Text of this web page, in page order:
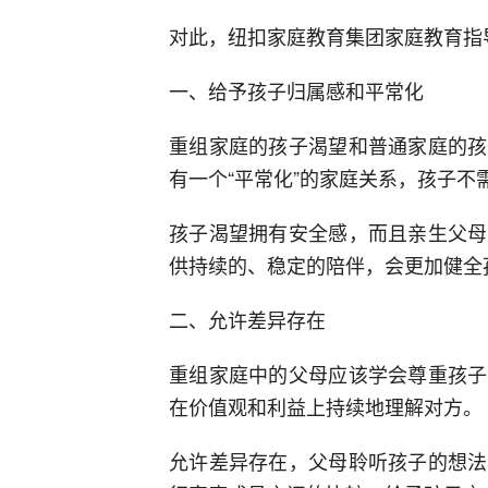
对此，纽扣家庭教育集团家庭教育
一、给予孩子归属感和平常化
重组家庭的孩子渴望和普通家庭的
有一个“平常化”的家庭关系，孩子
孩子渴望拥有安全感，而且亲生父
供持续的、稳定的陪伴，会更加健
二、允许差异存在
重组家庭中的父母应该学会尊重孩
在价值观和利益上持续地理解对方。
允许差异存在，父母聆听孩子的想